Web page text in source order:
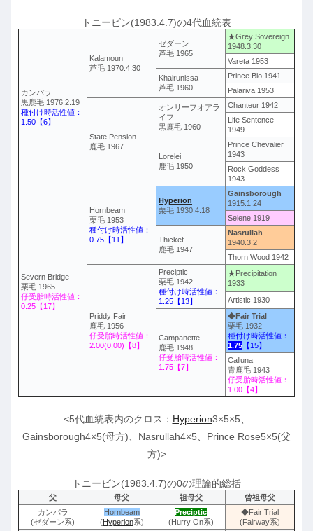
トニービン(1983.4.7)の4代血統表
カンパラ
黒鹿毛 1976.2.19
種付け時活性値：
1.50【6】
Kalamoun
芦毛 1970.4.30
ゼダーン
芦毛 1965
★Grey Sovereign
1948.3.30
Vareta 1953
Khairunissa
芦毛 1960
Prince Bio 1941
Palariva 1953
State Pension
鹿毛 1967
オンリーフオアラ
イフ
黒鹿毛 1960
Chanteur 1942
Life Sentence
1949
Lorelei
鹿毛 1950
Prince Chevalier
1943
Rock Goddess
1943
Severn Bridge
栗毛 1965
仔受胎時活性値：
0.25【17】
Hornbeam
栗毛 1953
種付け時活性値：
0.75【11】
Hyperion
栗毛 1930.4.18
Gainsborough
1915.1.24
Selene 1919
Thicket
鹿毛 1947
Nasrullah
1940.3.2
Thorn Wood 1942
Priddy Fair
鹿毛 1956
仔受胎時活性値：
2.00(0.00)【8】
Preciptic
栗毛 1942
種付け時活性値：
1.25【13】
★Precipitation
1933
Artistic 1930
Campanette
鹿毛 1948
仔受胎時活性値：
1.75【7】
◆Fair Trial
栗毛 1932
種付け時活性値：
1.75 【15】
Calluna
青鹿毛 1943
仔受胎時活性値：
1.00【4】
<5代血統表内のクロス： Hyperion3×5×5、
Gainsborough4×5(母方)、Nasrullah4×5、Prince Rose5×5(父
方)>
トニービン(1983.4.7)の0の理論的総括
父 母父 祖母父
曾祖母父
カンパラ
(ゼダーン系)
Hornbeam
(Hyperion系)
Preciptic
(Hurry On系)
◆Fair Trial
(Fairway系)